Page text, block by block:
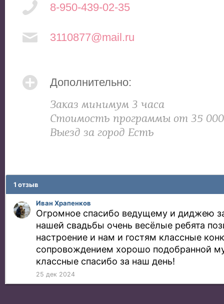
8-950-439-02-35
3110877@mail.ru
Дополнительно:
Заказ минимум 3 часа
Стоимость программы от 35 000
Выезд за город Есть
1 отзыв
Иван Храпенков
Огромное спасибо ведущему и диджею
нашей свадьбы очень весёлые ребята
настроение и нам и гостям классные
сопровождением хорошо подобранной
классные спасибо за наш день!
25 дек 2024